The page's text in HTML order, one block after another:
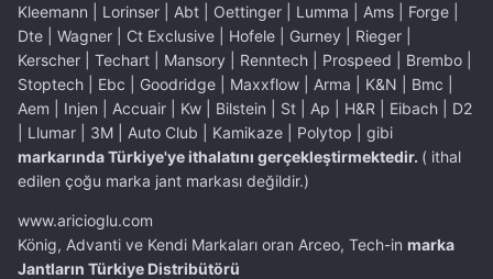
Kleemann | Lorinser | Abt | Oettinger | Lumma | Ams | Forge |
Dte | Wagner | Ct Exclusive | Hofele | Gurney | Rieger |
Kerscher | Techart | Mansory | Renntech | Prospeed | Brembo |
Stoptech | Ebc | Goodridge | Maxxflow | Arma | K&N | Bmc |
Aem | Injen | Accuair | Kw | Bilstein | St | Ap | H&R | Eibach | D2
| Llumar | 3M | Auto Club | Kamikaze | Polytop | gibi
markarında Türkiye'ye ithalatını gerçekleştirmektedir. ( ithal
edilen çoğu marka jant markası değildir.)
www.aricioglu.com
König, Advanti ve Kendi Markaları oran Arceo, Tech-in marka
Jantların Türkiye Distribütörü